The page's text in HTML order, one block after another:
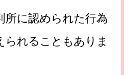
に認められた行為
れることもありま